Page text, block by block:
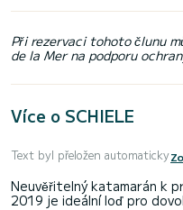
Při rezervaci tohoto člunu
de la Mer na podporu
Více o SCHIELE
Text byl přeložen automaticky
Neuvěřitelný katamarán k
2019 je ideální loď pro